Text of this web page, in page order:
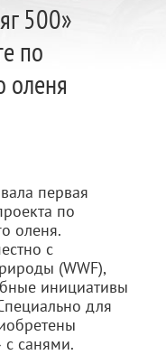
500»
по
оленя
первая
по
оленя.
с
(WWF),
инициативы
для
с санями.